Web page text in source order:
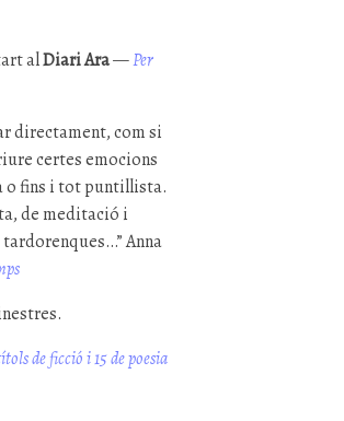
alDiari Ara—Per
directament, com si
certes emocions
o fins i tot puntillista.
de meditació i
Anna
de ficció i 15 de poesia